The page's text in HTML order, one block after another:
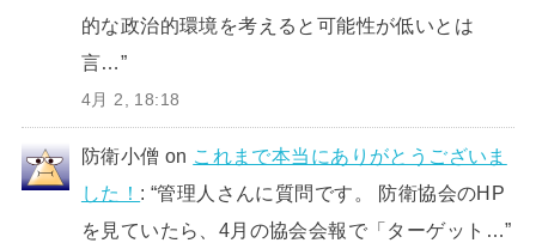
的な政治的環境を考えると可能性が低いとは
言…”
4月 2, 18:18
防衛小僧 on これまで本当にありがとうございま
した！ : “管理人さんに質問です。 防衛協会のHP
を見ていたら、4月の協会会報で「ターゲット…”